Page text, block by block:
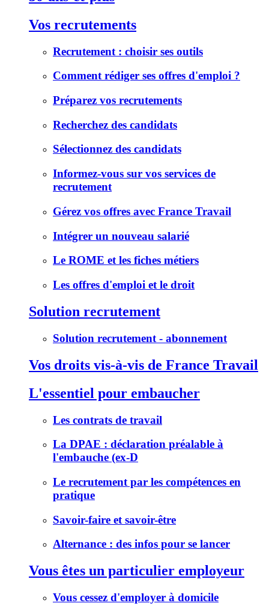
Vos recrutements
Recrutement : choisir ses outils
Comment rédiger ses offres d'emploi ?
Préparez vos recrutements
Recherchez des candidats
Sélectionnez des candidats
Informez-vous sur vos services de
recrutement
Gérez vos offres avec France Travail
Intégrer un nouveau salarié
Le ROME et les fiches métiers
Les offres d'emploi et le droit
Solution recrutement
Solution recrutement - abonnement
Vos droits vis-à-vis de France Travail
L'essentiel pour embaucher
Les contrats de travail
La DPAE : déclaration préalable à
l'embauche (ex-D
Le recrutement par les compétences en
pratique
Savoir-faire et savoir-être
Alternance : des infos pour se lancer
Vous êtes un particulier employeur
Vous cessez d'employer à domicile